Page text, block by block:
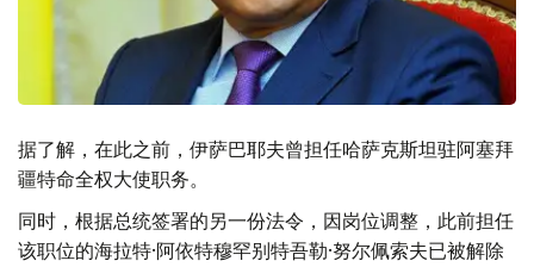
据了解，在此之前，伊萨巴耶夫曾担任哈萨克斯坦驻阿塞拜
疆特命全权大使职务。
同时，根据总统签署的另一份法令，因岗位调整，此前担任
该职位的海拉特·阿依特穆罕别特吾勒·努尔佩索夫已被解除